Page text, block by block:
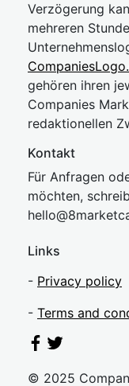
Verzögerung
mehreren
gehören ihren
Companies
redaktionellen
Kontakt
Für Anfragen
möchten,
hello@8market
Links
- Privacy policy
- Terms and
© 2025